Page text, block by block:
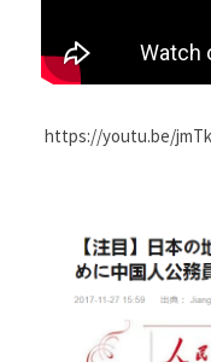
https://youtu.be/